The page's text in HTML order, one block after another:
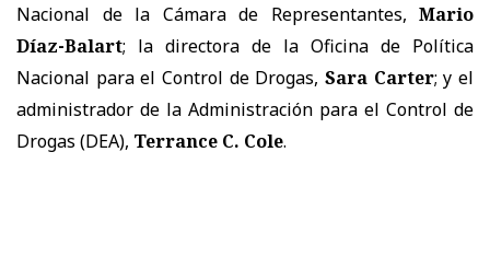
Nacional de la Cámara de Representantes, Mario
Díaz-Balart; la directora de la Oficina de Política
Nacional para el Control de Drogas, Sara Carter; y el
administrador de la Administración para el Control de
Drogas (DEA), Terrance C. Cole.